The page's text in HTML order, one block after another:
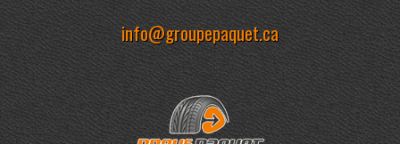
info@groupepaquet.ca